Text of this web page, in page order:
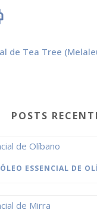
POSTS
ÓLEO ESSENCIAL DE